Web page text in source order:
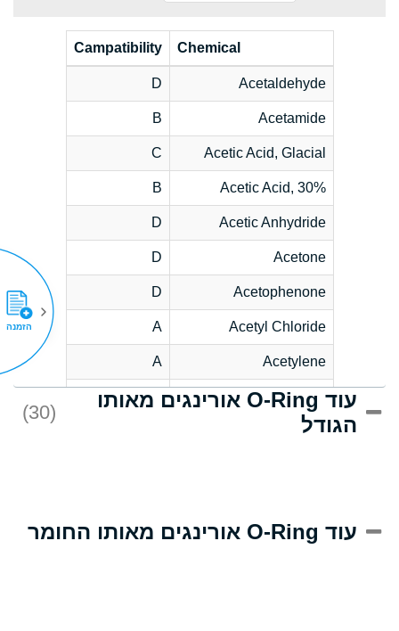
Chemical
Campatibility
Acetaldehyde
D
Acetamide
B
Acetic Acid, Glacial
C
Acetic Acid, 30%
B
Acetic Anhydride
D
Acetone
D
Acetophenone
D
Acetyl Chloride
A
Acetylene
A
Acrlylonitrile
C
Adipic Acid
(Aqueous)
עוד O-Ring אורינגים מאותו
הגודל
(30)
עוד O-Ring אורינגים מאותו החומר
הזמנה